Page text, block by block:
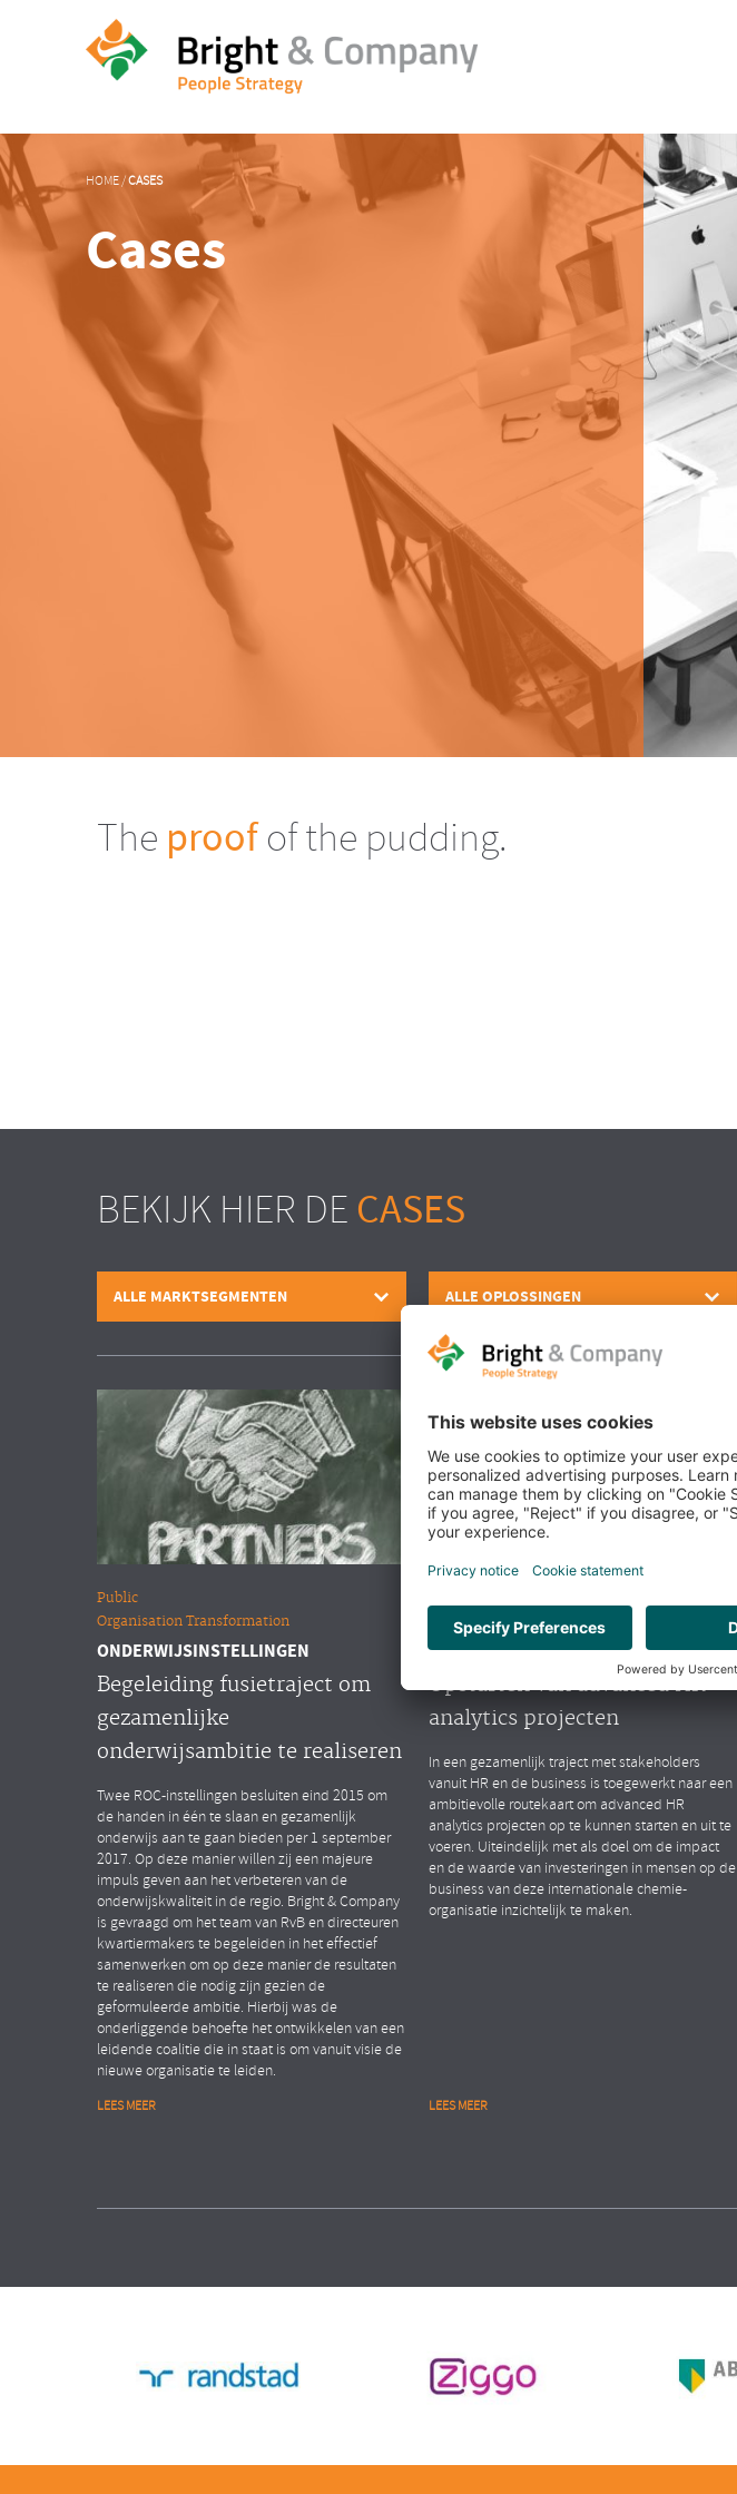
HOME/CASES
Cases
The proofof the pudding.
BEKIJK HIER DE CASES
ALLE MARKTSEGMENTEN ALLE OPLOSSINGEN
Public
Organisation Transformation
ONDERWIJSINSTELLINGEN
Begeleiding fusietraject om
gezamenlijke
onderwijsambitie te realiseren
Twee ROC-instellingen besluiten eind 2015 om
de handen in één te slaan en gezamenlijk
onderwijs aan te gaan bieden per 1 september
2017. Op deze manier willen zij een majeure
impuls geven aan het verbeteren van de
onderwijskwaliteit in de regio. Bright & Company
is gevraagd om het team van RvB en directeuren
kwartiermakers te begeleiden in het effectief
samenwerken om op deze manier de resultaten
te realiseren die nodig zijn gezien de
geformuleerde ambitie. Hierbij was de
onderliggende behoefte het ontwikkelen van een
leidende coalitie die in staat is om vanuit visie de
nieuwe organisatie te leiden.
LEES MEER
People Analytics
MULTINATIONAL CHEMIESECTOR
Opstarten van advanced HR
analytics projecten
In een gezamenlijk traject met stakeholders
vanuit HR en de business is toegewerkt naar een
ambitievolle routekaart om advanced HR
analytics projecten op te kunnen starten en uit te
voeren. Uiteindelijk met als doel om de impact
en de waarde van investeringen in mensen op de
business van deze internationale chemie-
organisatie inzichtelijk te maken.
LEES MEER
Financiële dienstverlening
Public